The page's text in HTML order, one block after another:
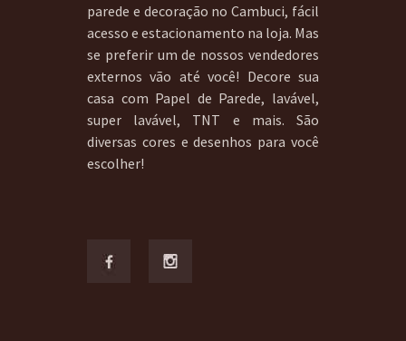
parede e decoração no Cambuci, fácil
acesso e estacionamento na loja. Mas
se preferir um de nossos vendedores
externos vão até você! Decore sua
casa com Papel de Parede, lavável,
super lavável, TNT e mais. São
diversas cores e desenhos para você
escolher!